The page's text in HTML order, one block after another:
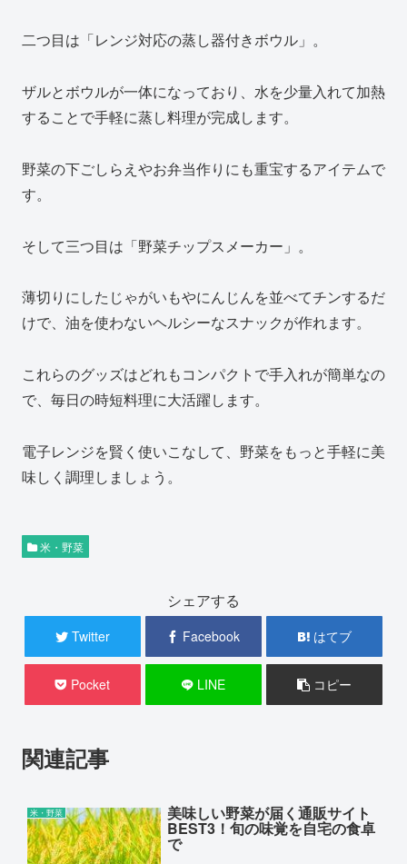
二つ目は「レンジ対応の蒸し器付きボウル」。
ザルとボウルが一体になっており、水を少量入れて加熱
することで手軽に蒸し料理が完成します。
野菜の下ごしらえやお弁当作りにも重宝するアイテムで
す。
そして三つ目は「野菜チップスメーカー」。
薄切りにしたじゃがいもやにんじんを並べてチンするだ
けで、油を使わないヘルシーなスナックが作れます。
これらのグッズはどれもコンパクトで手入れが簡単なの
で、毎日の時短料理に大活躍します。
電子レンジを賢く使いこなして、野菜をもっと手軽に美
味しく調理しましょう。
米・野菜
シェアする
Twitter Facebook はてブ
Pocket LINE コピー
関連記事
米・野菜 美味しい野菜が届く通販サイト
BEST3！旬の味覚を自宅の食卓
で